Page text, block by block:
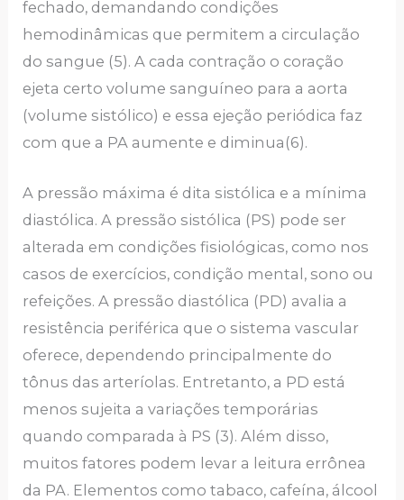
fechado, demandando condições
hemodinâmicas que permitem a circulação
do sangue (5). A cada contração o coração
ejeta certo volume sanguíneo para a aorta
(volume sistólico) e essa ejeção periódica faz
com que a PA aumente e diminua(6).
A pressão máxima é dita sistólica e a mínima
diastólica. A pressão sistólica (PS) pode ser
alterada em condições fisiológicas, como nos
casos de exercícios, condição mental, sono ou
refeições. A pressão diastólica (PD) avalia a
resistência periférica que o sistema vascular
oferece, dependendo principalmente do
tônus das arteríolas. Entretanto, a PD está
menos sujeita a variações temporárias
quando comparada à PS (3). Além disso,
muitos fatores podem levar a leitura errônea
da PA. Elementos como tabaco, cafeína, álcool